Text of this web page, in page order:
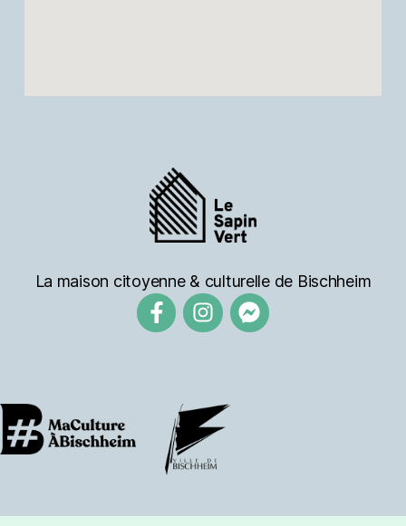
La maison citoyenne & culturelle de Bischheim